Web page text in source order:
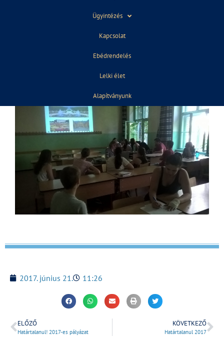
Ügyintézés
Kapcsolat
Ebédrendelés
Lelki élet
Alapítványunk
2017. június 21. 11:26
ELŐZŐ
Határtalanul! 2017-es pályázat
KÖVETKEZŐ
Határtalanul 2017